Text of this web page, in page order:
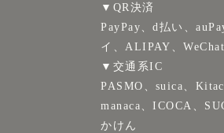
▼QR決済
PayPay、d払い、
イ、ALIPAY、
▼交通系IC
PASMO、suica、
manaca、ICOCA、
かけん